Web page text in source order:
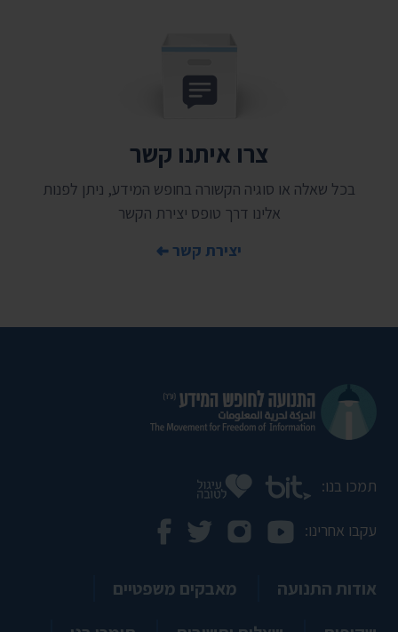
צרו איתנו קשר
בכל שאלה או סוגיה הקשורה בחופש המידע, ניתן לפנות
אלינו דרך טופס יצירת הקשר
יצירת קשר
תמכו בנו:
עקבו אחרינו:
אודות התנועה
מאבקים משפטיים